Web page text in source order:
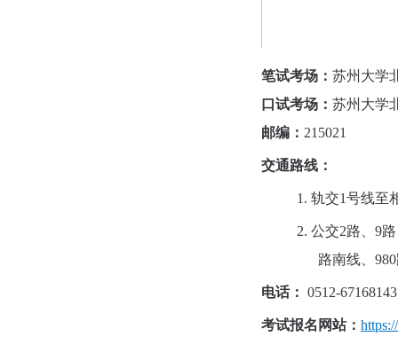
笔试考场： 苏州大学
口试考场： 苏州大学
邮编： 215021
交通路线：
1. 轨交1号线至
2.公交2路、9
路南线、
电话： 0512-
考试报名网站：